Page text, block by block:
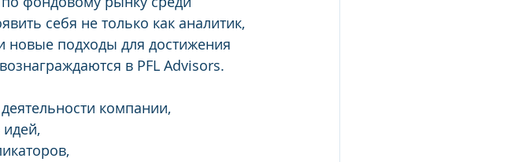
себя не только как аналитик,
новые подходы для достижения
в PFL Advisors.
компании,